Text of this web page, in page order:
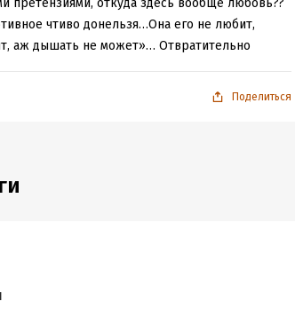
претензиями, откуда здесь вообще любовь??
чтиво донельзя…Она его не любит,
аж дышать не может»… Отвратительно
Поделиться